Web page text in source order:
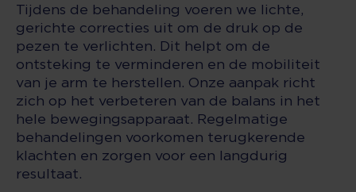
Tijdens de behandeling voeren we lichte,
gerichte correcties uit om de druk op de
pezen te verlichten. Dit helpt om de
ontsteking te verminderen en de mobiliteit
van je arm te herstellen. Onze aanpak richt
zich op het verbeteren van de balans in het
hele bewegingsapparaat. Regelmatige
behandelingen voorkomen terugkerende
klachten en zorgen voor een langdurig
resultaat.